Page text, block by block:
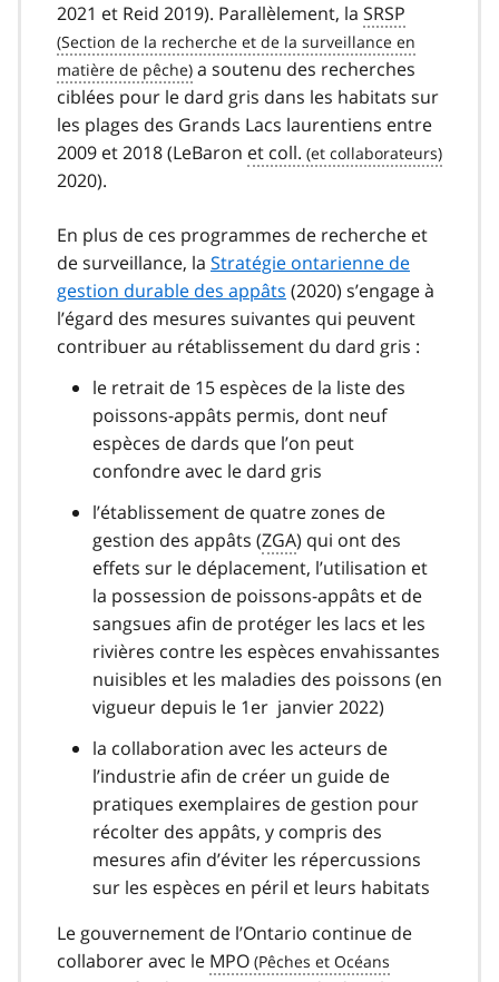
2021 et Reid 2019). Parallèlement, la SRSP
a soutenu des recherches
ciblées pour le dard gris dans les habitats sur
les plages des Grands Lacs laurentiens entre
2009 et 2018 (LeBaron et coll.
2020).
En plus de ces programmes de recherche et
de surveillance, la Stratégie ontarienne de
gestion durable des appâts (2020) s’engage à
l’égard des mesures suivantes qui peuvent
contribuer au rétablissement du dard gris :
le retrait de 15 espèces de la liste des
poissons-appâts permis, dont neuf
espèces de dards que l’on peut
confondre avec le dard gris
l’établissement de quatre zones de
gestion des appâts (ZGA) qui ont des
effets sur le déplacement, l’utilisation et
la possession de poissons-appâts et de
sangsues afin de protéger les lacs et les
rivières contre les espèces envahissantes
nuisibles et les maladies des poissons (en
vigueur depuis le 1er janvier 2022)
la collaboration avec les acteurs de
l’industrie afin de créer un guide de
pratiques exemplaires de gestion pour
récolter des appâts, y compris des
mesures afin d’éviter les répercussions
sur les espèces en péril et leurs habitats
Le gouvernement de l’Ontario continue de
collaborer avec le MPO